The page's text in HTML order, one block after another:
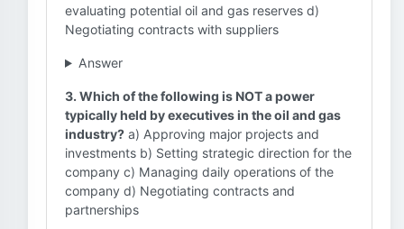
evaluating potential oil and gas reserves d)
Negotiating contracts with suppliers
Answer
3. Which of the following is NOT a power
typically held by executives in the oil and gas
industry? a) Approving major projects and
investments b) Setting strategic direction for the
company c) Managing daily operations of the
company d) Negotiating contracts and
partnerships